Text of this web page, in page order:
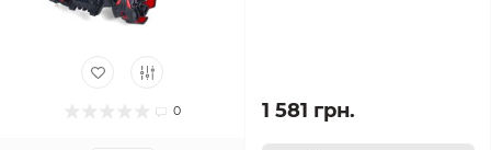
0 1 581 грн.